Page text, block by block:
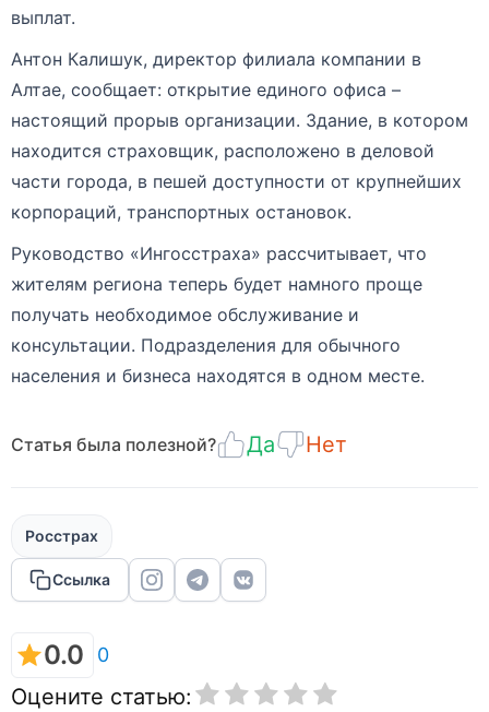
выплат.
Антон Калишук, директор филиала компании в
Алтае, сообщает: открытие единого офиса –
настоящий прорыв организации. Здание, в котором
находится страховщик, расположено в деловой
части города, в пешей доступности от крупнейших
корпораций, транспортных остановок.
Руководство «Ингосстраха» рассчитывает, что
жителям региона теперь будет намного проще
получать необходимое обслуживание и
консультации. Подразделения для обычного
населения и бизнеса находятся в одном месте.
Статья была полезной? Да Нет
Росстрах
Ссылка
0.0 0
Оцените статью: